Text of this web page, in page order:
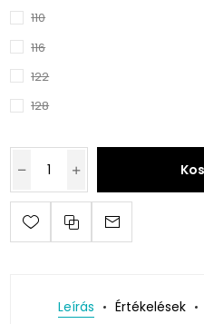
110
116
122
128
Leírás Értékelések